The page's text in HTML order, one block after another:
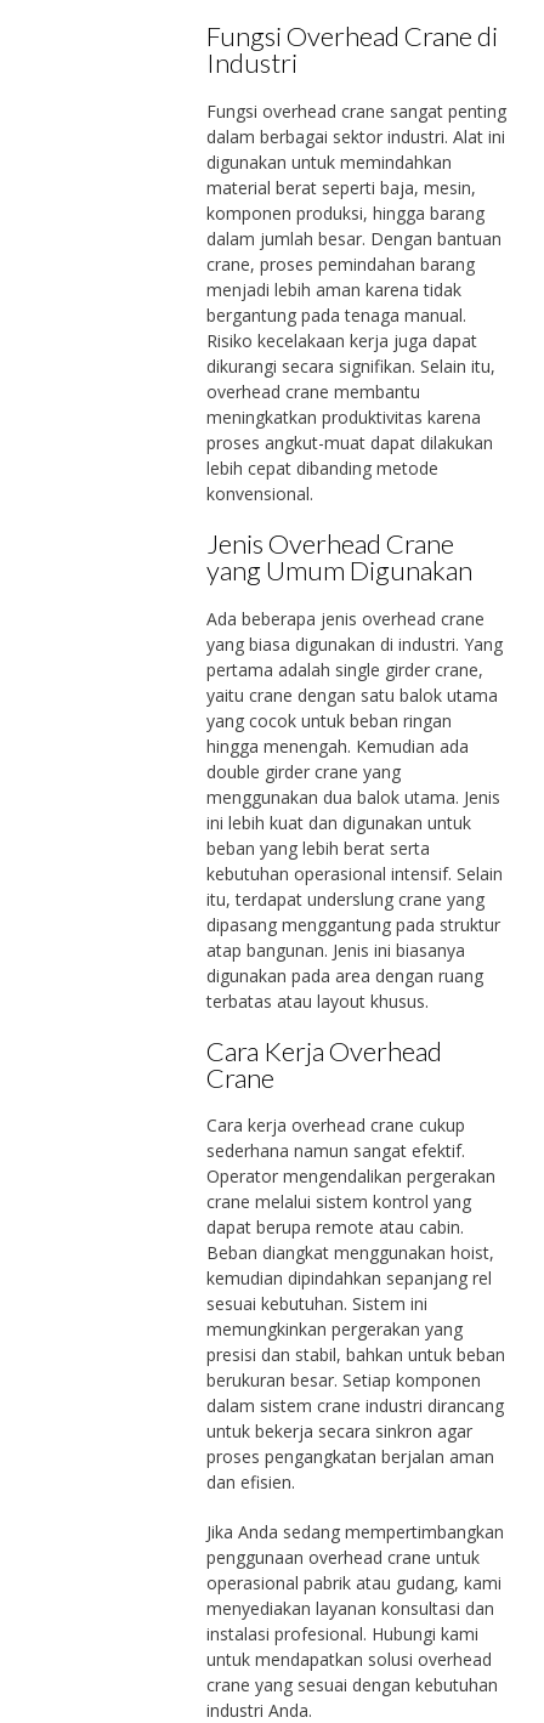
Fungsi Overhead Crane di
Industri
Fungsi overhead crane sangat penting
dalam berbagai sektor industri. Alat ini
digunakan untuk memindahkan
material berat seperti baja, mesin,
komponen produksi, hingga barang
dalam jumlah besar. Dengan bantuan
crane, proses pemindahan barang
menjadi lebih aman karena tidak
bergantung pada tenaga manual.
Risiko kecelakaan kerja juga dapat
dikurangi secara signifikan. Selain itu,
overhead crane membantu
meningkatkan produktivitas karena
proses angkut-muat dapat dilakukan
lebih cepat dibanding metode
konvensional.
Jenis Overhead Crane
yang Umum Digunakan
Ada beberapa jenis overhead crane
yang biasa digunakan di industri. Yang
pertama adalah single girder crane,
yaitu crane dengan satu balok utama
yang cocok untuk beban ringan
hingga menengah. Kemudian ada
double girder crane yang
menggunakan dua balok utama. Jenis
ini lebih kuat dan digunakan untuk
beban yang lebih berat serta
kebutuhan operasional intensif. Selain
itu, terdapat underslung crane yang
dipasang menggantung pada struktur
atap bangunan. Jenis ini biasanya
digunakan pada area dengan ruang
terbatas atau layout khusus.
Cara Kerja Overhead
Crane
Cara kerja overhead crane cukup
sederhana namun sangat efektif.
Operator mengendalikan pergerakan
crane melalui sistem kontrol yang
dapat berupa remote atau cabin.
Beban diangkat menggunakan hoist,
kemudian dipindahkan sepanjang rel
sesuai kebutuhan. Sistem ini
memungkinkan pergerakan yang
presisi dan stabil, bahkan untuk beban
berukuran besar. Setiap komponen
dalam sistem crane industri dirancang
untuk bekerja secara sinkron agar
proses pengangkatan berjalan aman
dan efisien.
Jika Anda sedang mempertimbangkan
penggunaan overhead crane untuk
operasional pabrik atau gudang, kami
menyediakan layanan konsultasi dan
instalasi profesional. Hubungi kami
untuk mendapatkan solusi overhead
crane yang sesuai dengan kebutuhan
industri Anda.